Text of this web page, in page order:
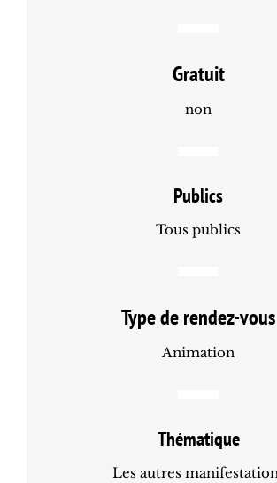
Gratuit
non
Publics
Tous publics
Type de rendez-vous
Animation
Thématique
Les autres